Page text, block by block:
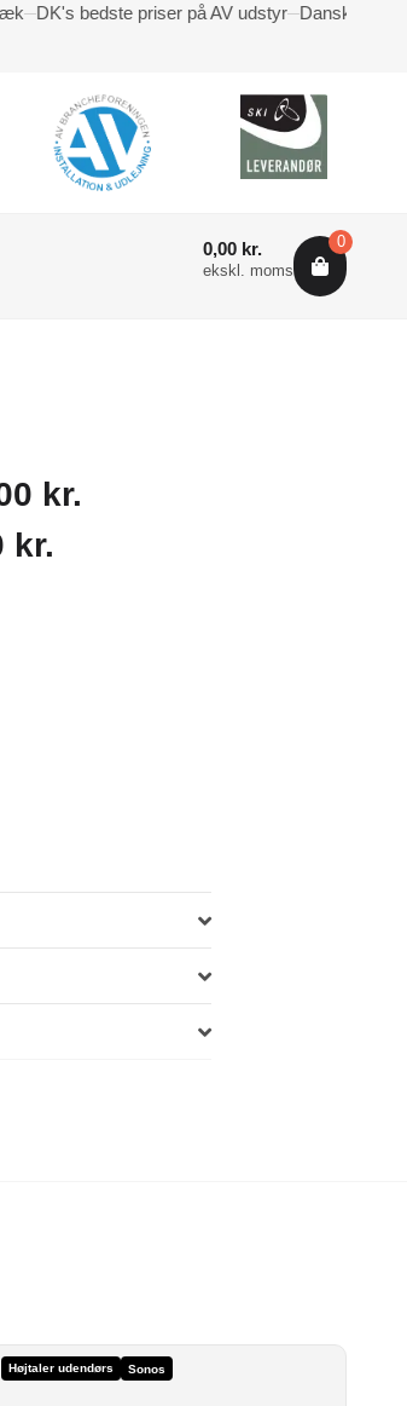
DK's bedste priser på AV udstyr Dansk AV
0,00 kr.
ekskl. moms
0
kr.
kr.
Højtaler udendørs Sonos